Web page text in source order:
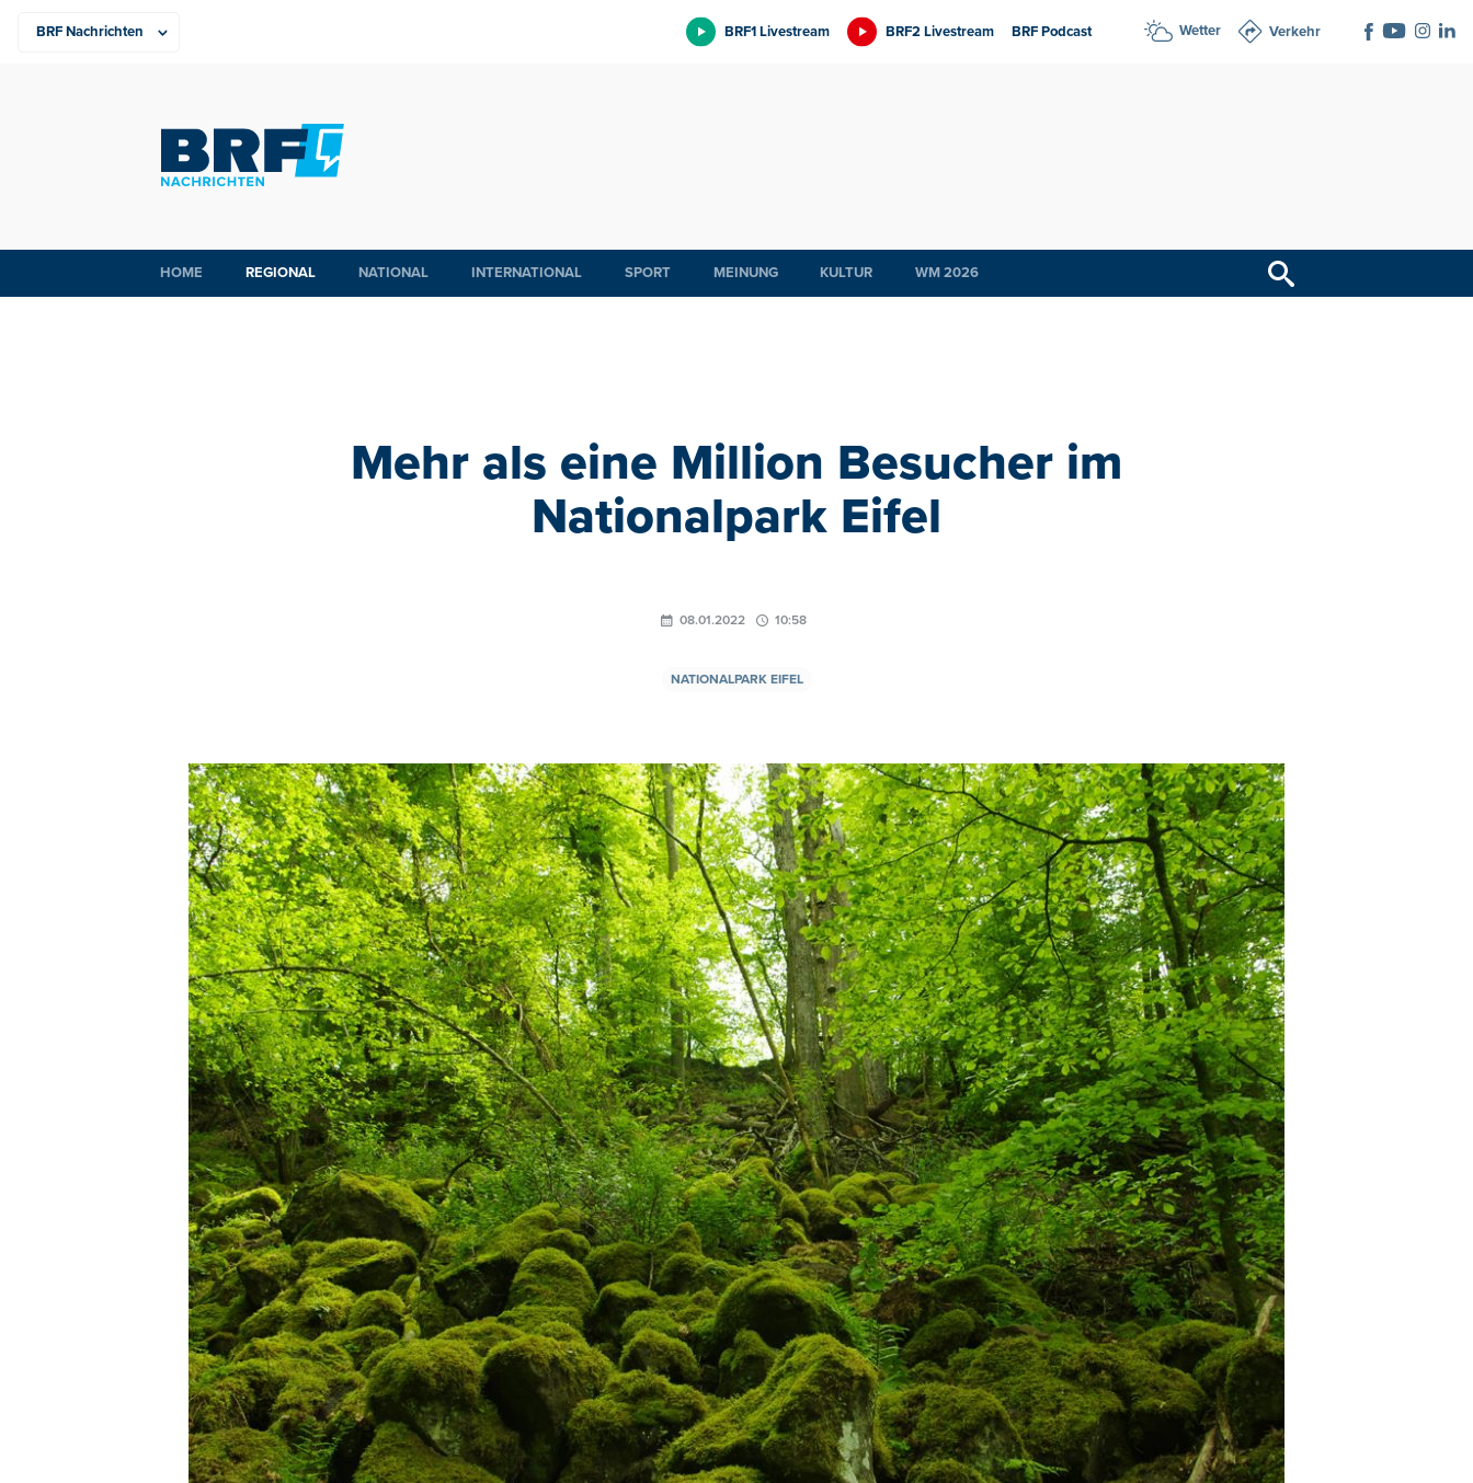
BRF1 Livestream BRF2 Livestream BRF Podcast Wetter Verkehr
HOME REGIONAL NATIONAL INTERNATIONAL SPORT MEINUNG KULTUR WM 2026
Mehr als eine Million Besucher im
Nationalpark Eifel
08.01.2022 10:58
NATIONALPARK EIFEL